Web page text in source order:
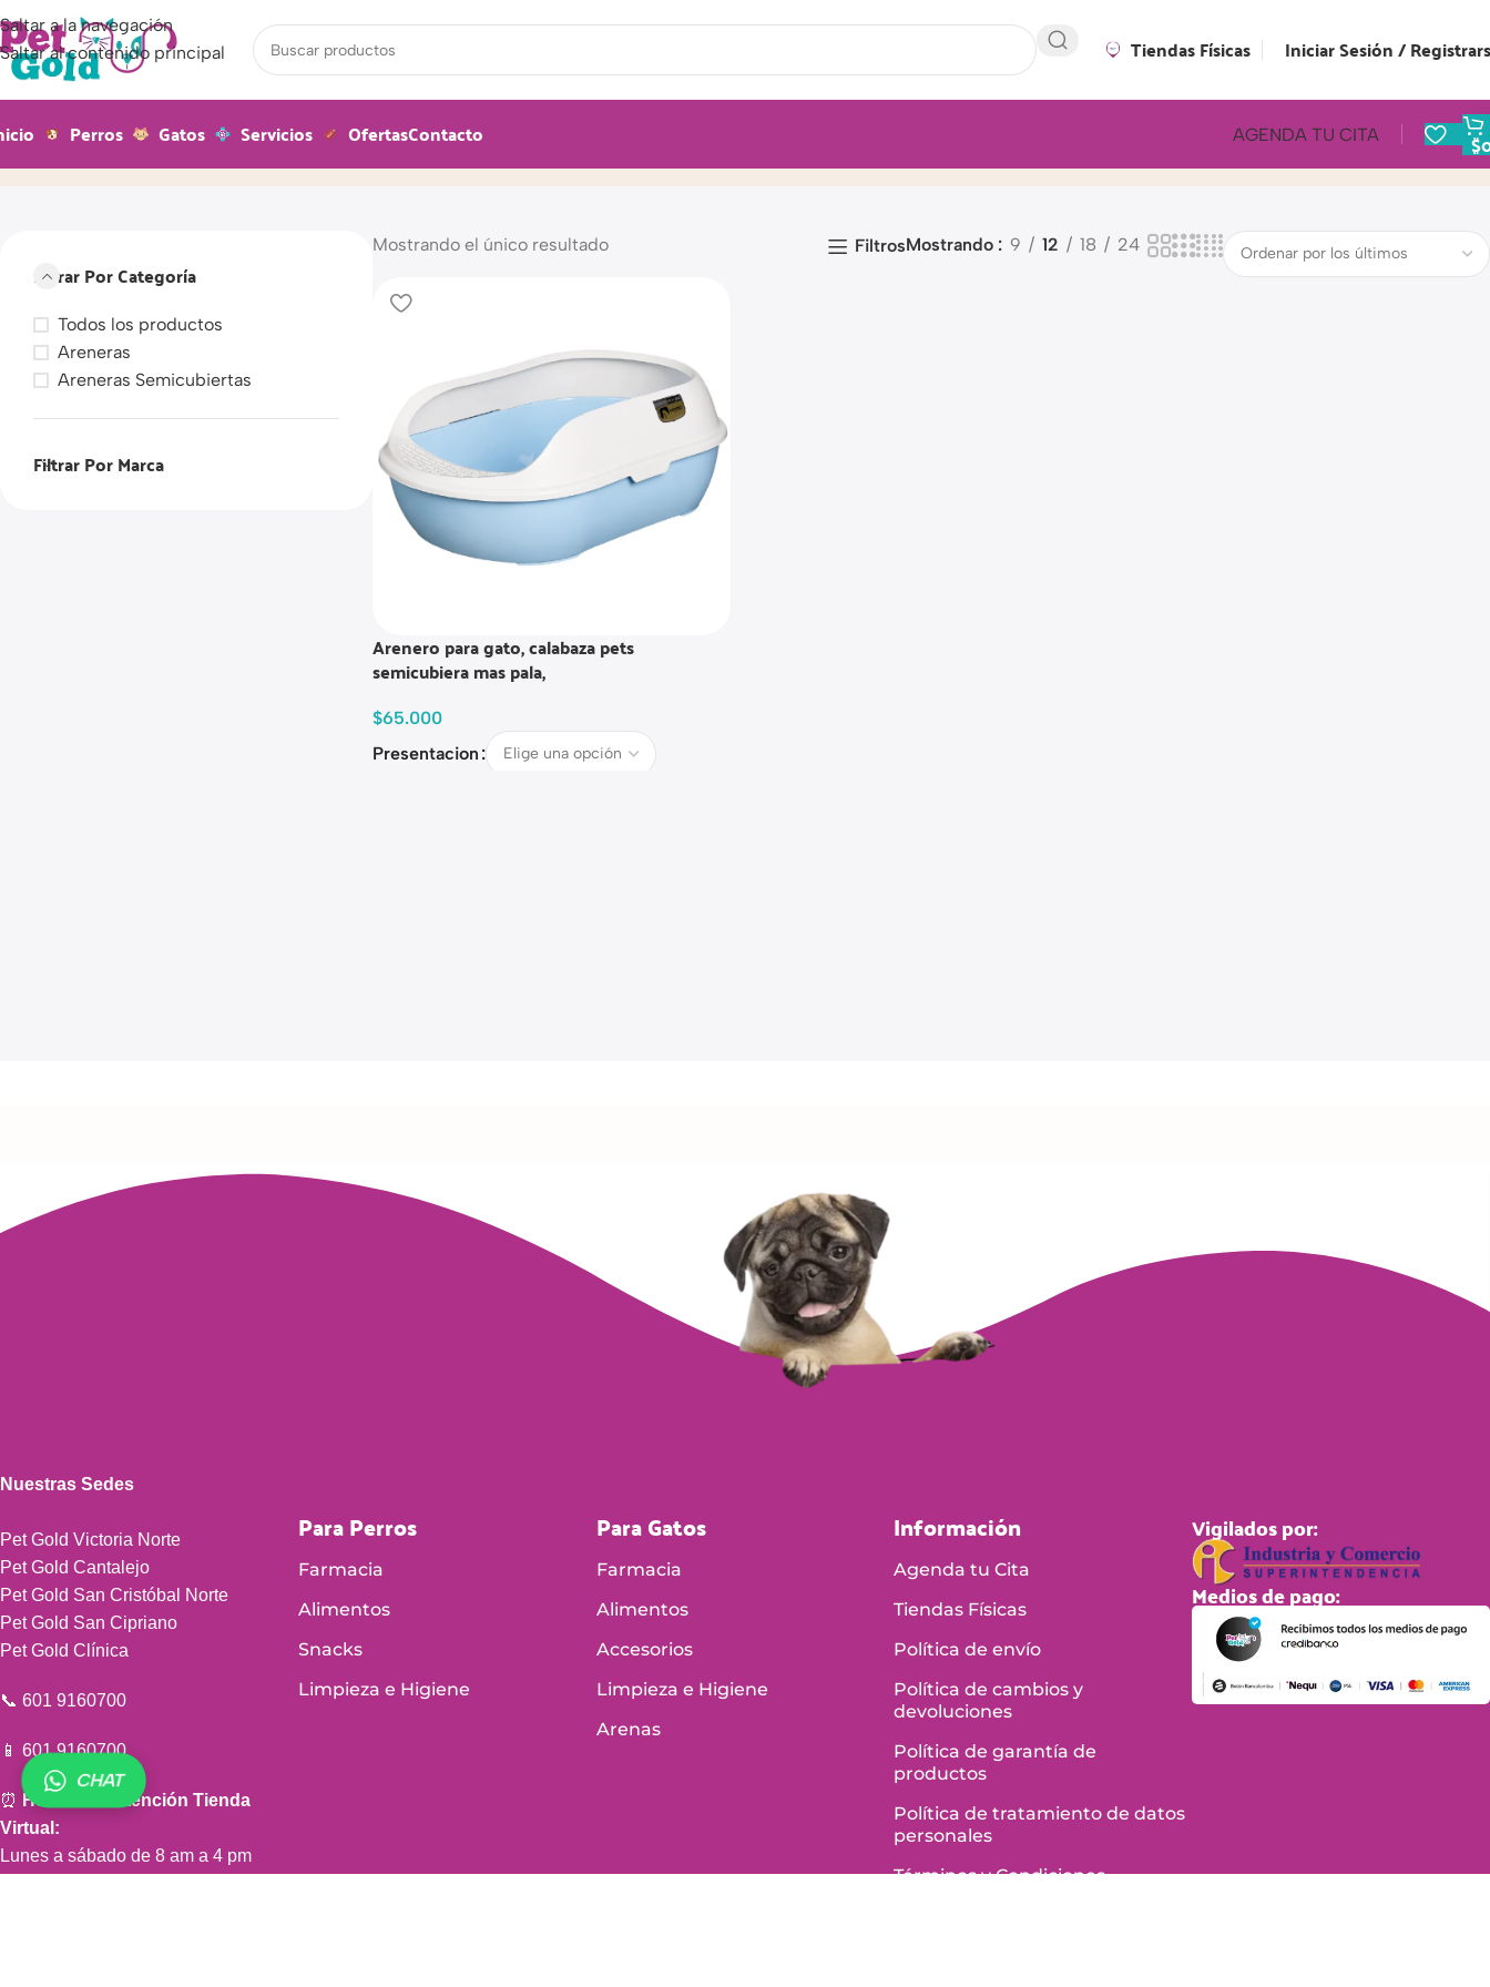
Saltar a la navegación
Saltar al contenido principal
Tiendas Físicas Iniciar Sesión /
Perros Gatos Servicios OfertasContacto AGENDA TU CITA $
Areneras Semicubiertas
Filtrar Por Categoría
Todos los productos
Areneras
Areneras Semicubiertas
Filtrar Por Marca
Mostrando el único resultado FiltrosMostrando 9 12 18 24
Arenero para gato, calabaza pets
semicubiera mas pala,
$65.000
Presentacion
Nuestras Sedes
Pet Gold Victoria Norte
Pet Gold Cantalejo
Pet Gold San Cristóbal Norte
Pet Gold San Cipriano
Pet Gold Clínica
📞 601 9160700
📱 601 9160700
⏰ Horario de atención Tienda
Virtual:
Lunes a sábado de 8 am a 4 pm
Para Perros
Farmacia
Alimentos
Snacks
Limpieza e Higiene
Para Gatos
Farmacia
Alimentos
Accesorios
Limpieza e Higiene
Arenas
Información
Agenda tu Cita
Tiendas Físicas
Política de envío
Política de cambios y
devoluciones
Política de garantía de
productos
Política de tratamiento de datos
personales
Términos y Condiciones
Vigilados por:
Medios de pago:
CHAT